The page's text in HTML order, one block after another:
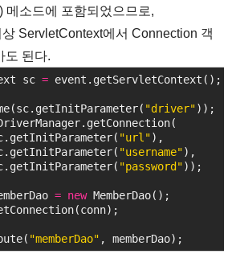
메소드에 포함되었으므로,
ServletContext에서 Connection 객
도 된다.
sc = event.getServletContext();
"driver"));
"url"),
"username"),
"password"));
= new MemberDao();
"memberDao" , memberDao);